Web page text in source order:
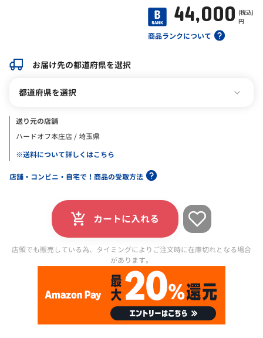
商品ランクについて
44,000 (税込)
円
お届け先の都道府県を選択
都道府県を選択
送り元の店舗
ハードオフ本庄店 / 埼玉県
※送料について詳しくはこちら
店舗・コンビニ・自宅で！商品の受取方法
カートに入れる
店頭でも販売している為、タイミングによりご注文時に在庫切れとなる場合
があります。